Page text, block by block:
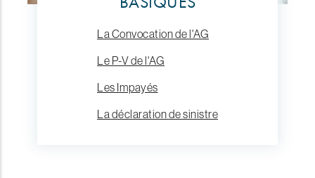
La Convocation de l'AG
Le P-V de l'AG
Les Impayés
La déclaration de sinistre